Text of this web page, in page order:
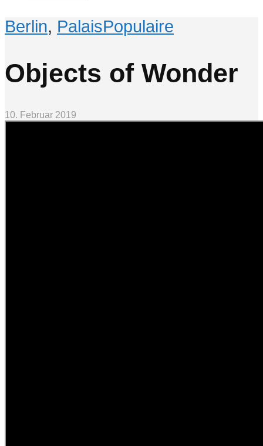
Berlin, PalaisPopulaire
Objects of Wonder
10. Februar 2019